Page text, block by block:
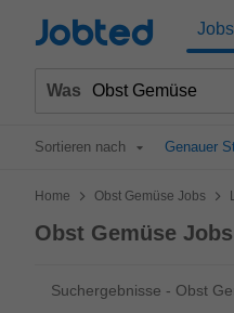
Jobted Jobs
Was
Sortieren nach Genauer
Home > Obst Gemüse Jobs >
Obst Gemüse
Suchergebnisse - Obst